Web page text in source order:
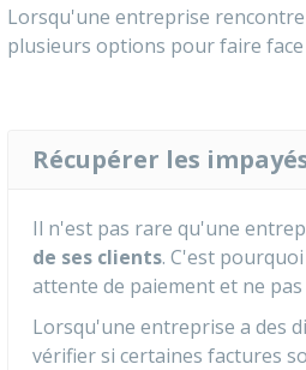
Lorsqu'une entreprise
plusieurs options pour faire
Récupérer les
Il n'est pas rare qu'une
de ses clients. C'est
attente de paiement et ne
Lorsqu'une entreprise a des
vérifier si certaines factures